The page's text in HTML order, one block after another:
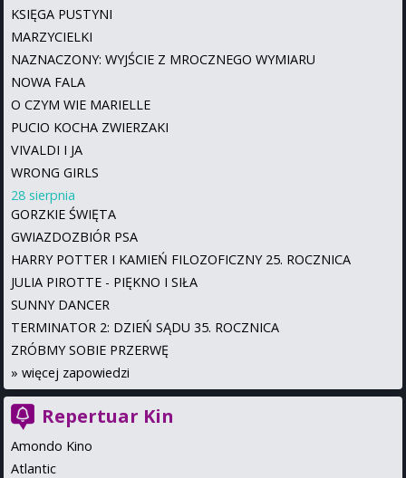
KSIĘGA PUSTYNI
MARZYCIELKI
NAZNACZONY: WYJŚCIE Z MROCZNEGO WYMIARU
NOWA FALA
O CZYM WIE MARIELLE
PUCIO KOCHA ZWIERZAKI
VIVALDI I JA
WRONG GIRLS
28 sierpnia
GORZKIE ŚWIĘTA
GWIAZDOZBIÓR PSA
HARRY POTTER I KAMIEŃ FILOZOFICZNY 25. ROCZNICA
JULIA PIROTTE - PIĘKNO I SIŁA
SUNNY DANCER
TERMINATOR 2: DZIEŃ SĄDU 35. ROCZNICA
ZRÓBMY SOBIE PRZERWĘ
» więcej zapowiedzi
Repertuar Kin
Amondo Kino
Atlantic